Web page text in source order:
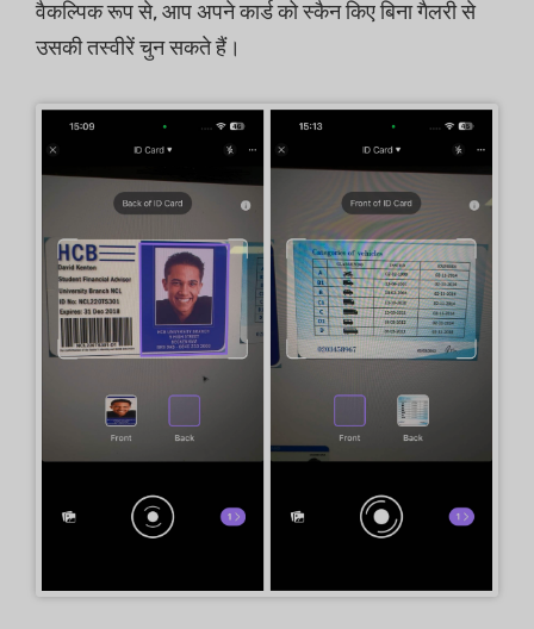
वैकल्पिक रूप से, आप अपने कार्ड को स्कैन किए बिना गैलरी से
उसकी तस्वीरें चुन सकते हैं।